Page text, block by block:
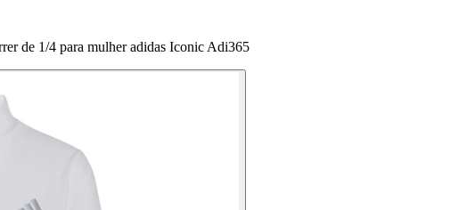
de 1/4 para mulher adidas Iconic Adi365